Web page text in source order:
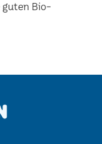
Bio-